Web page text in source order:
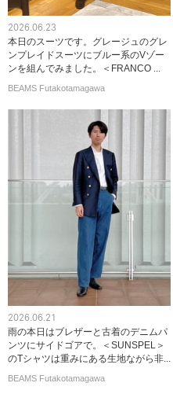
2026.06.23
本日のスーツです。グレージュのグレ
ンプレイドスーツにブルー系のVゾー
ンを組んでみました。＜FRANCO ...
BEAMS Futakotamagawa
2026.06.21
雨の本日はブレザーと古着のデニムパ
ンツにサイドゴアで。＜SUNSPEL＞
のTシャツは重みにある生地ながら非...
BEAMS Futakotamagawa